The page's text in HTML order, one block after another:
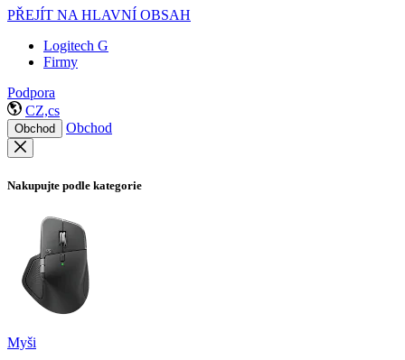
PŘEJÍT NA HLAVNÍ OBSAH
Logitech G
Firmy
Podpora
CZ,cs
Obchod Obchod
Nakupujte podle kategorie
Myši